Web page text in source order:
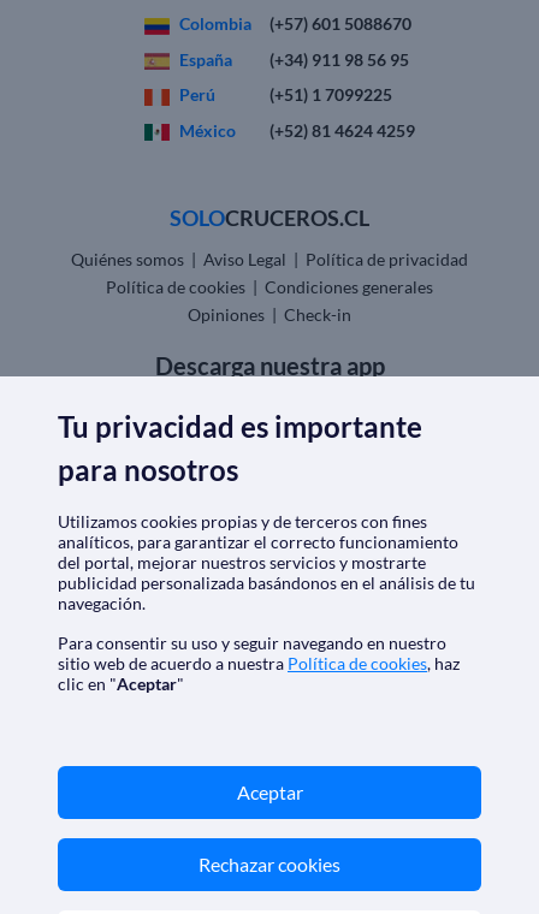
Colombia
(+57) 601 5088670
España
(+34) 911 98 56 95
Perú
(+51) 1 7099225
México
(+52) 81 4624 4259
SOLOCRUCEROS.CL
Quiénes somos | Aviso Legal | Política de privacidad
Política de cookies | Condiciones generales
Opiniones | Check-in
Descarga nuestra app
Nos acreditan
SoloCruceros.cl - Agencia de viajes online con número de
autorización GC 001818
Marca registrada de Aethalia Viajes y Cruceros S.L. C.I.F.
B60418605
© 2026 SoloCruceros.cl
Tu privacidad es importante
para nosotros
Utilizamos cookies propias y de terceros con fines
analíticos, para garantizar el correcto funcionamiento
del portal, mejorar nuestros servicios y mostrarte
publicidad personalizada basándonos en el análisis de tu
navegación.
Para consentir su uso y seguir navegando en nuestro
sitio web de acuerdo a nuestra Política de cookies, haz
clic en "Aceptar"
Aceptar
Rechazar cookies